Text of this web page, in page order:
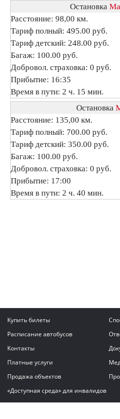
Остановка
Расстояние: 98,00 км.
Тариф полный: 495.00 руб.
Тариф детский: 248.00 руб.
Багаж: 100.00 руб.
Добровол. страховка: 0 руб.
Прибытие: 16:35
Время в пути: 2 ч. 15 мин.
Остановка
Расстояние: 135,00 км.
Тариф полный: 700.00 руб.
Тариф детский: 350.00 руб.
Багаж: 100.00 руб.
Добровол. страховка: 0 руб.
Прибытие: 17:00
Время в пути: 2 ч. 40 мин.
Купить билеты
Расписание автобусов
Контакты
Платные услуги
Продажа объектов
«Доступная среда» для инвалидов